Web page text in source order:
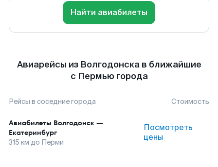
Найти авиабилеты
Авиарейсы из Волгодонска в ближайшие
с Пермью города
Рейсы в соседние города Стоимость
Авиабилеты Волгодонск —
Екатеринбург
315 км до Перми
Посмотреть
цены